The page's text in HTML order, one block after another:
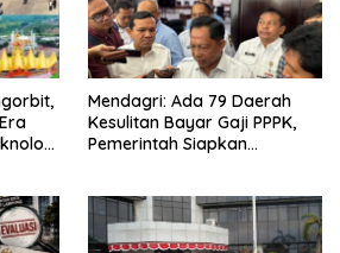
Mendagri: Ada 79 Daerah
Kesulitan Bayar Gaji PPPK,
Pemerintah Siapkan